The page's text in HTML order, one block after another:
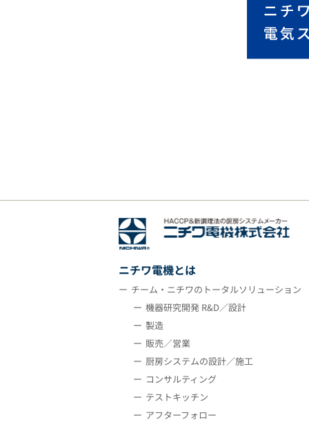
ニチワ電機とは
チーム・ニチワのトータルソリューション
機器研究開発 R&D／設計
製造
販売／営業
厨房システムの設計／施工
コンサルティング
テストキッチン
アフターフォロー